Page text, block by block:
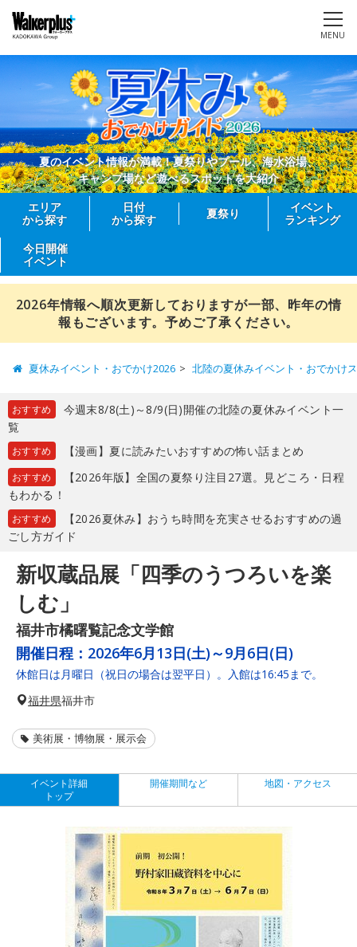
MENU
夏のイベント情報が満載！夏祭りやプール、海水浴場、
キャンプ場など遊べるスポットを大紹介
エリア
から探す
日付
から探す
夏祭り
イベント
ランキング
今日開催
イベント
2026年情報へ順次更新しておりますが一部、昨年の情
報もございます。予めご了承ください。
夏休みイベント・おでかけ2026 北陸の夏休みイベント・おでかけ
おすすめ
今週末8/8(土)～8/9(日)開催の北陸の夏休みイベント一
覧
おすすめ 【漫画】夏に読みたいおすすめの怖い話まとめ
おすすめ
【2026年版】全国の夏祭り注目27選。見どころ・日程
もわかる！
おすすめ
【2026夏休み】おうち時間を充実させるおすすめの過
ごし方ガイド
新収蔵品展「四季のうつろいを楽
しむ」
福井市橘曙覧記念文学館
開催日程： 2026年6月13日(土)～9月6日(日)
休館日は月曜日（祝日の場合は翌平日）。入館は16:45まで。
福井県福井市
美術展・博物展・展示会
イベント詳細
トップ
開催期間など 地図・アクセス